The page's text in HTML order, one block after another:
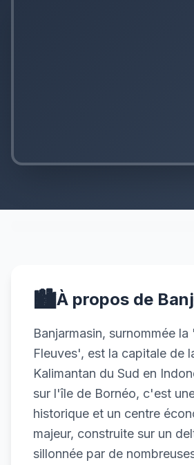
🏙️À propos de
Banjarmasin, surnommée
Fleuves', est la capitale de
Kalimantan du Sud en
sur l'île de Bornéo, c'est
historique et un centre
majeur, construite sur un
sillonnée par de